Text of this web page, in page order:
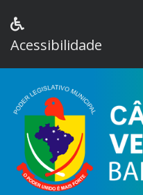
Acessibilidade